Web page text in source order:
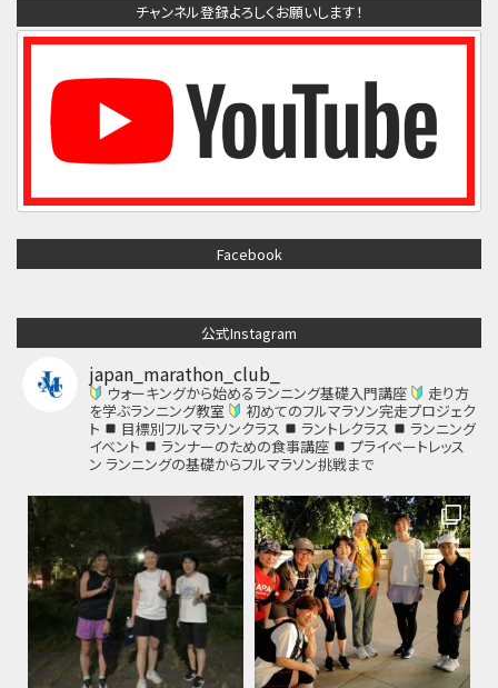
チャンネル登録よろしくお願いします！
Facebook
公式Instagram
japan_marathon_club_
ウォーキングから始めるランニング基礎入門講座
走り方
を学ぶランニング教室
初めてのフルマラソン完走プロジェク
ト
目標別フルマラソンクラス ラントレクラス
ランニング
イベント
ランナーのための食事講座
プライベートレッス
ン ランニングの基礎からフルマラソン挑戦まで